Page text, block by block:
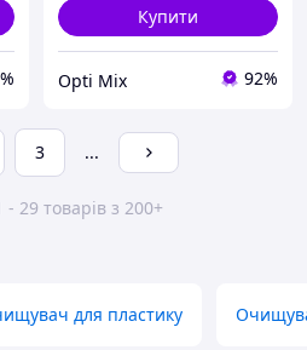
Купити
Opti Mix 92%
3 ...
29 товарів з 200+
для пластику